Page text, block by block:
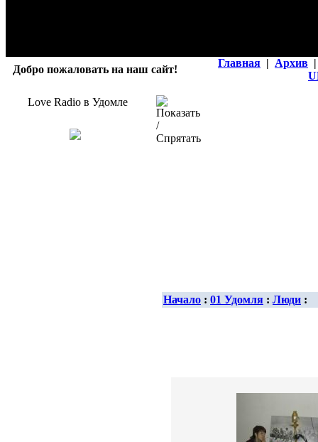
Добро пожаловать на наш сайт!
Главная | Архив |
Love Radio в Удомле
Начало : 01 Удомля : Люди :